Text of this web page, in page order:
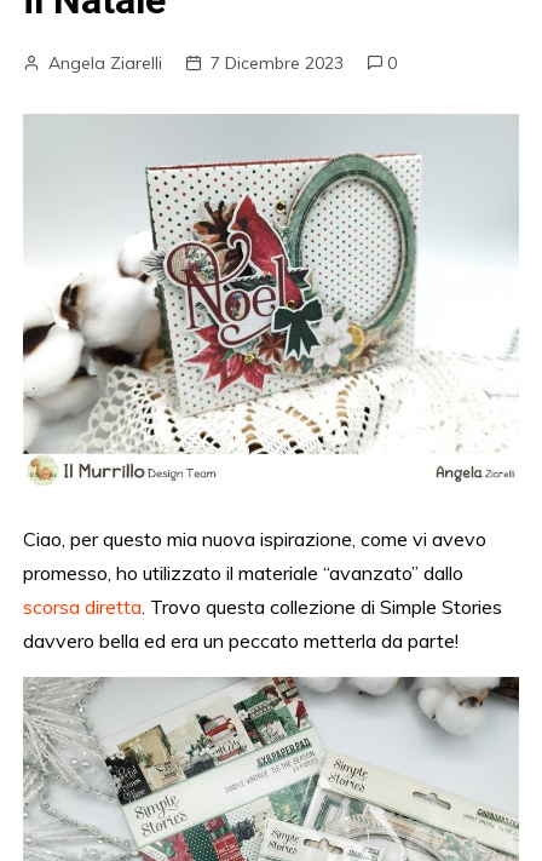
Angela Ziarelli 7 Dicembre 2023 0
Ciao, per questo mia nuova ispirazione, come vi avevo
promesso, ho utilizzato il materiale “avanzato” dallo
scorsa diretta . Trovo questa collezione di Simple Stories
davvero bella ed era un peccato metterla da parte!